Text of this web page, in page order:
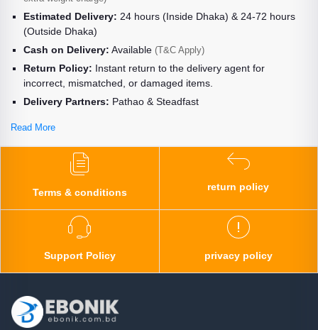
Estimated Delivery: 24 hours (Inside Dhaka) & 24-72 hours
(Outside Dhaka)
Cash on Delivery: Available (T&C Apply)
Return Policy: Instant return to the delivery agent for
incorrect, mismatched, or damaged items.
Delivery Partners: Pathao & Steadfast
Read More
Terms & conditions
return policy
Support Policy privacy policy